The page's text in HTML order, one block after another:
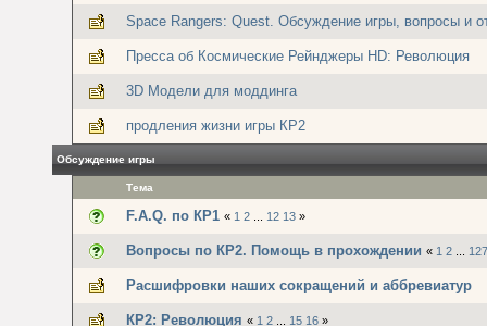
Space Rangers: Quest. Обсуждение игры, вопросы и
Пресса об Космические Рейнджеры HD: Революция
3D Модели для моддинга
продления жизни игры КР2
Обсуждение игры
Тема
F.A.Q. по КР1 « 1 2 12 13 »
Вопросы по КР2. Помощь в прохождении « 1 2 127
Расшифровки наших сокращений и аббревиатур
КР2: Революция « 1 2 15 16 »